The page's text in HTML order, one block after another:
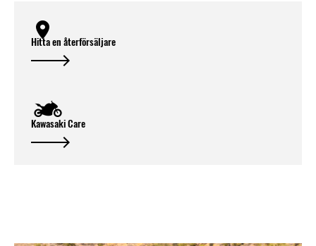
Hitta en återförsäljare
Kawasaki Care